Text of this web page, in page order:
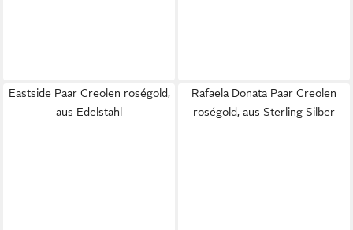
Eastside Paar Creolen roségold,
aus Edelstahl
Rafaela Donata Paar Creolen
roségold, aus Sterling Silber